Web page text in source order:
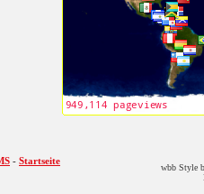
- Startseite
wbb Style